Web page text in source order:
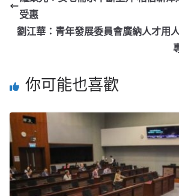
受惠
劉江華：青年發展委員會廣納人才用
你可能也喜歡